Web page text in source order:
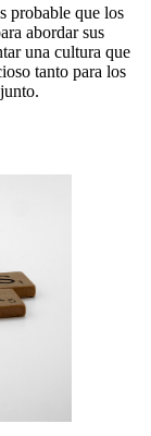
probable que los
abordar sus
una cultura que
tanto para los